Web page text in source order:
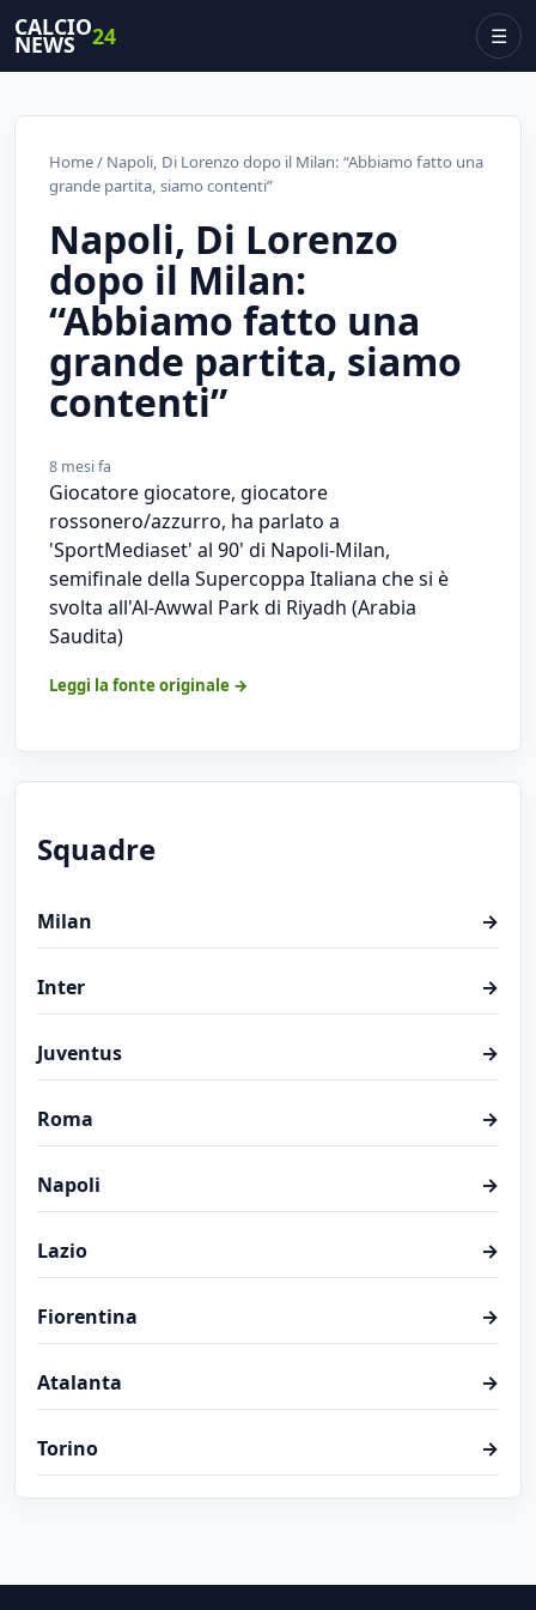
CALCIO
NEWS 24 ☰
Home/ Napoli, Di Lorenzo dopo il Milan: “Abbiamo fatto una
grande partita, siamo contenti”
Napoli, Di Lorenzo
dopo il Milan:
“Abbiamo fatto una
grande partita, siamo
contenti”
8 mesi fa
Giocatore giocatore, giocatore
rossonero/azzurro, ha parlato a
'SportMediaset' al 90' di Napoli-Milan,
semifinale della Supercoppa Italiana che si è
svolta all'Al-Awwal Park di Riyadh (Arabia
Saudita)
Leggi la fonte originale →
Squadre
Milan →
Inter →
Juventus →
Roma →
Napoli →
Lazio →
Fiorentina →
Atalanta →
Torino →